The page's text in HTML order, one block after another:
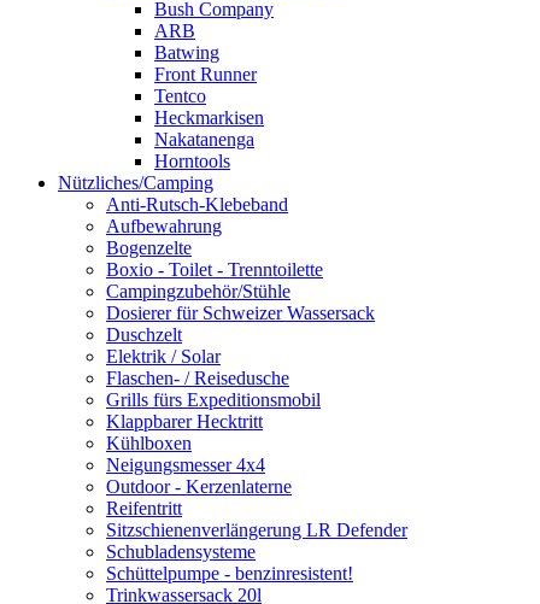
Bush Company
ARB
Batwing
Front Runner
Tentco
Heckmarkisen
Nakatanenga
Horntools
Nützliches/Camping
Anti-Rutsch-Klebeband
Aufbewahrung
Bogenzelte
Boxio - Toilet - Trenntoilette
Campingzubehör/Stühle
Dosierer für Schweizer Wassersack
Duschzelt
Elektrik / Solar
Flaschen- / Reisedusche
Grills fürs Expeditionsmobil
Klappbarer Hecktritt
Kühlboxen
Neigungsmesser 4x4
Outdoor - Kerzenlaterne
Reifentritt
Sitzschienenverlängerung LR Defender
Schubladensysteme
Schüttelpumpe - benzinresistent!
Trinkwassersack 20l